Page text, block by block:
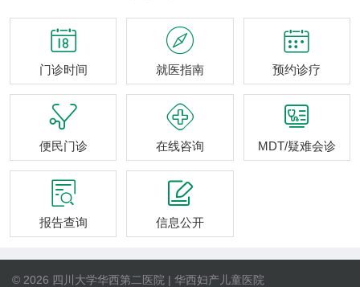

门诊时间

就医指南

预约诊疗

便民门诊

在线咨询

MDT/疑难会诊

报告查询

信息公开
© 2026 四川大学华西第二医院 | 华西妇产儿童医院